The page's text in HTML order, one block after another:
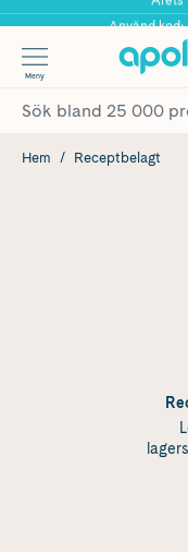
Använd kod:
Meny
Hem Receptbelagt